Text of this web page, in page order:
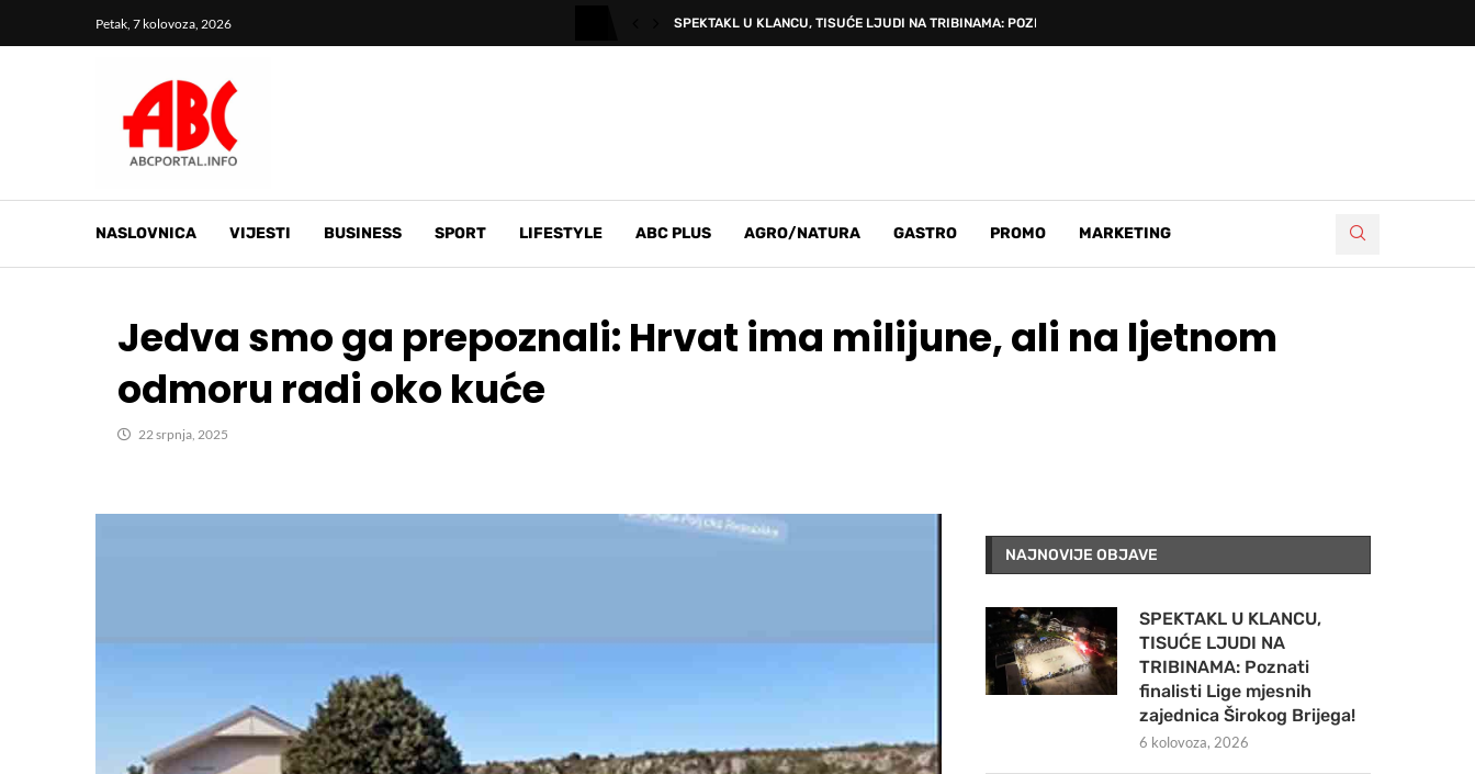
Petak, 7 kolovoza, 2026 SPEKTAKL U KLANCU, TISUĆE LJUDI NA TRIBINAMA: POZNATI...
NASLOVNICA VIJESTI BUSINESS SPORT LIFESTYLE ABC PLUS AGRO/NATURA GASTRO PROMO MARKETING
Jedva smo ga prepoznali: Hrvat ima milijune, ali na ljetnom
odmoru radi oko kuće
22 srpnja, 2025
NAJNOVIJE OBJAVE
SPEKTAKL U KLANCU,
TISUĆE LJUDI NA
TRIBINAMA: Poznati
finalisti Lige mjesnih
zajednica Širokog Brijega!
6 kolovoza, 2026